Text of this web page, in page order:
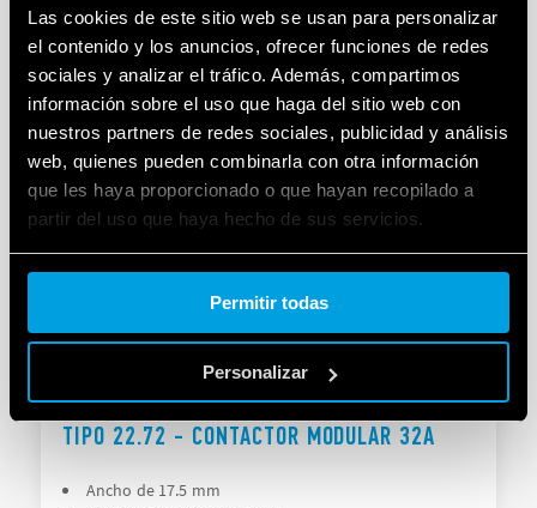
Las cookies de este sitio web se usan para personalizar
el contenido y los anuncios, ofrecer funciones de redes
sociales y analizar el tráfico. Además, compartimos
información sobre el uso que haga del sitio web con
nuestros partners de redes sociales, publicidad y análisis
web, quienes pueden combinarla con otra información
que les haya proporcionado o que hayan recopilado a
partir del uso que haya hecho de sus servicios.
Cookie policy.
Permitir todas
Personalizar
Pensado específicamente: para cargas con corriente
de arranque alta 240 A
Material de contactos AgSnO2
DETAILS
TIPO 22.72 - CONTACTOR MODULAR 32A
Ancho de 17.5 mm